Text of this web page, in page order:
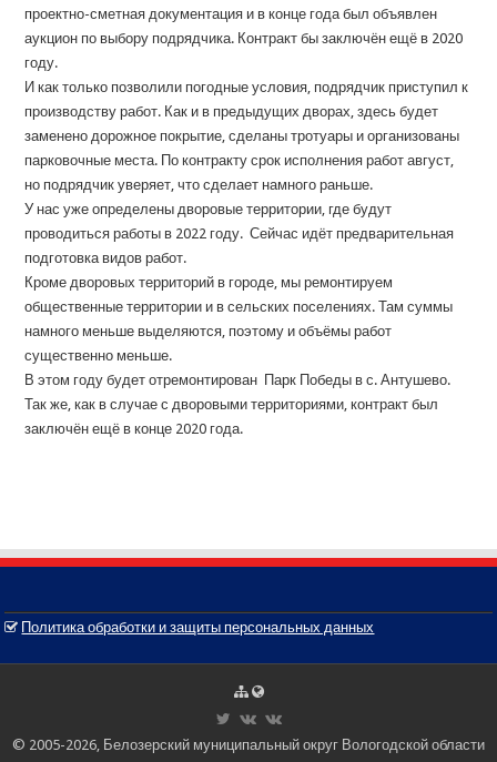
проектно-сметная документация и в конце года был объявлен
аукцион по выбору подрядчика. Контракт бы заключён ещё в 2020
году.
И как только позволили погодные условия, подрядчик приступил к
производству работ. Как и в предыдущих дворах, здесь будет
заменено дорожное покрытие, сделаны тротуары и организованы
парковочные места. По контракту срок исполнения работ август,
но подрядчик уверяет, что сделает намного раньше.
У нас уже определены дворовые территории, где будут
проводиться работы в 2022 году. Сейчас идёт предварительная
подготовка видов работ.
Кроме дворовых территорий в городе, мы ремонтируем
общественные территории и в сельских поселениях. Там суммы
намного меньше выделяются, поэтому и объёмы работ
существенно меньше.
В этом году будет отремонтирован Парк Победы в с. Антушево.
Так же, как в случае с дворовыми территориями, контракт был
заключён ещё в конце 2020 года.
Политика обработки и защиты персональных данных
© 2005-2026, Белозерский муниципальный округ Вологодской области